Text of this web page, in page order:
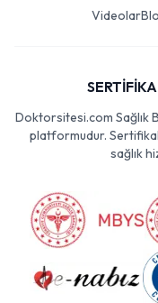
Videolar
Doktorsitesi.com Sağlık
platformudur.
sağlık